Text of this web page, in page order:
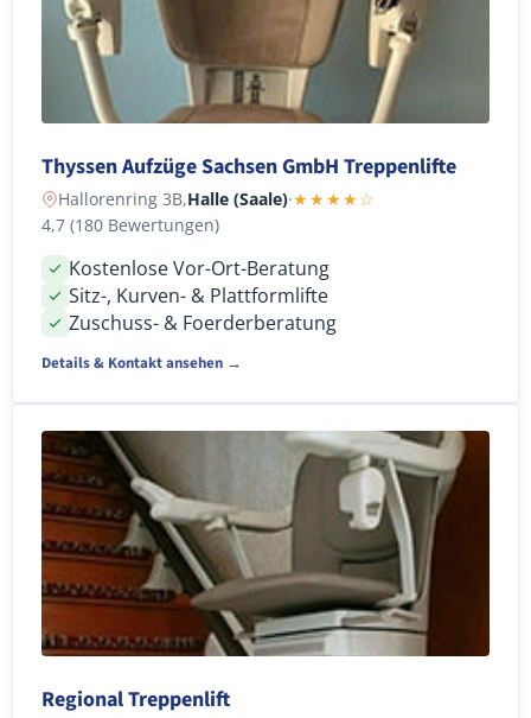
Thyssen Aufzüge Sachsen GmbH Treppenlifte
Hallorenring 3B,Halle (Saale)·★★★★☆
4,7 (180 Bewertungen)
Kostenlose Vor-Ort-Beratung
Sitz-, Kurven- & Plattformlifte
Zuschuss- & Foerderberatung
Details & Kontakt ansehen →
Regional Treppenlift